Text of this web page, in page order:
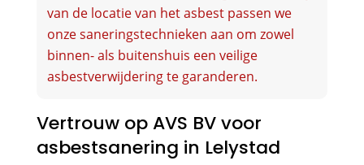
van de locatie van het asbest passen we
onze saneringstechnieken aan om zowel
binnen- als buitenshuis een veilige
asbestverwijdering te garanderen.
Vertrouw op AVS BV voor
asbestsanering in Lelystad